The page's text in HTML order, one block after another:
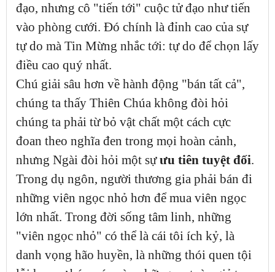
đạo, nhưng cô "tiến tới" cuộc tử đạo như tiến
vào phòng cưới. Đó chính là đỉnh cao của sự
tự do mà Tin Mừng nhắc tới: tự do để chọn lấy
điều cao quý nhất.
Chú giải sâu hơn về hành động "bán tất cả",
chúng ta thấy Thiên Chúa không đòi hỏi
chúng ta phải từ bỏ vật chất một cách cực
đoan theo nghĩa đen trong mọi hoàn cảnh,
nhưng Ngài đòi hỏi một sựưu tiên tuyệt đối.
Trong dụ ngôn, người thương gia phải bán đi
những viên ngọc nhỏ hơn để mua viên ngọc
lớn nhất. Trong đời sống tâm linh, những
"viên ngọc nhỏ" có thể là cái tôi ích kỷ, là
danh vọng hão huyền, là những thói quen tội